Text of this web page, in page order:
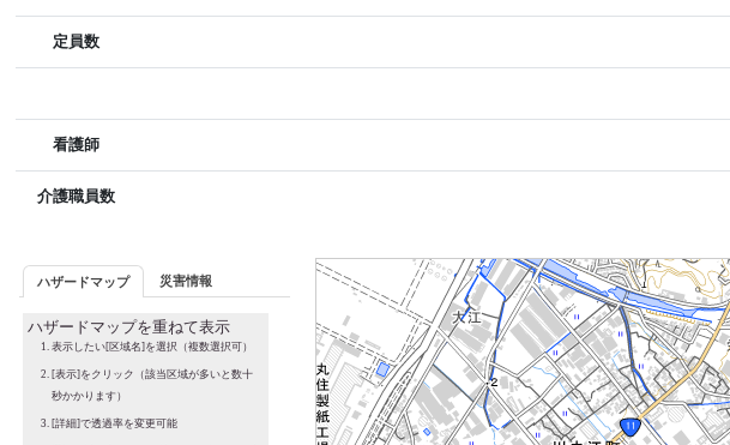
定員数
看護師
介護職員数
ハザードマップ 災害情報
ハザードマップを重ねて表示
表示したい[区域名]を選択（複数選択可）
[表示]をクリック（該当区域が多いと数十
秒かかります）
[詳細]で透過率を変更可能